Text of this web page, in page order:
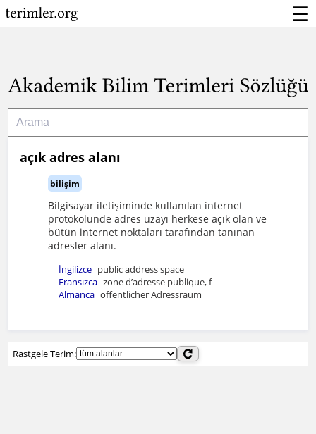
☰
açık adres alanı
bilişim
Bilgisayar iletişiminde kullanılan internet
protokolünde adres uzayı herkese açık olan ve
bütün internet noktaları tarafından tanınan
adresler alanı.
İngilizce public address space
Fransızca zone d’adresse publique, f
Almanca öffentlicher Adressraum
Rastgele Terim: